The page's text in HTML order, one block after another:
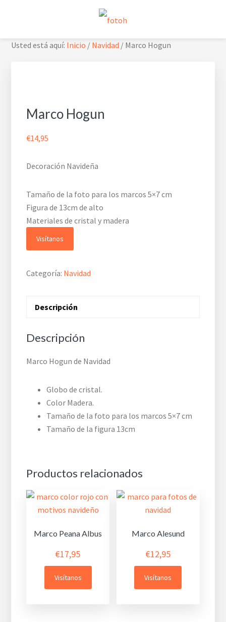
navegación
principal
navigation
FOTOH
Estudio de fotografía
Usted está aquí: Inicio / Navidad / Marco Hogun
Marco Hogun
€14,95
Decoración Navideña
Tamaño de la foto para los marcos 5×7 cm
Figura de 13cm de alto
Materiales de cristal y madera
Visítanos
Categoría: Navidad
Descripción
Descripción
Marco Hogun de Navidad
Globo de cristal.
Color Madera.
Tamaño de la foto para los marcos 5×7 cm
Tamaño de la figura 13cm
Productos relacionados
Marco Peana Albus
€17,95
Visítanos
Marco Alesund
€12,95
Visítanos